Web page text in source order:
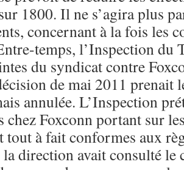
1800. Il ne s’agira plus
concernant à la fois les
temps, l’Inspection du
du syndicat contre
de mai 2011 prenait
annulée. L’Inspection
chez Foxconn portant sur
tout à fait conformes aux
direction avait consulté le